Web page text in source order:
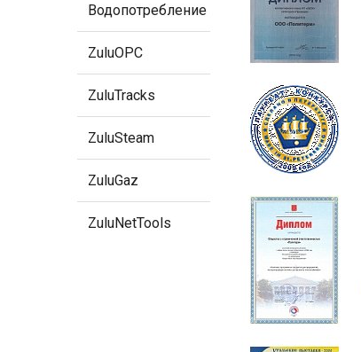
Водопотребление
ZuluOPC
ZuluTracks
ZuluSteam
ZuluGaz
ZuluNetTools